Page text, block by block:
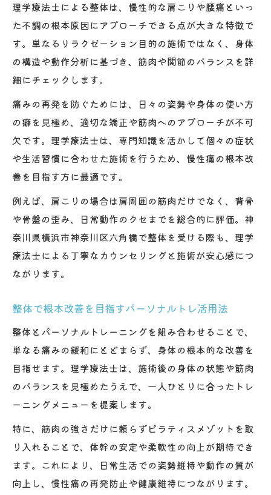
理学療法士による整体は、慢性的な肩こりや腰痛といっ
た不調の根本原因にアプローチできる点が大きな特徴で
す。単なるリラクゼーション目的の施術ではなく、身体
の構造や動作分析に基づき、筋肉や関節のバランスを詳
細にチェックします。
痛みの再発を防ぐためには、日々の姿勢や身体の使い方
の癖を見極め、適切な矯正や筋肉へのアプローチが不可
欠です。理学療法士は、専門知識を活かして個々の症状
や生活習慣に合わせた施術を行うため、慢性痛の根本改
善を目指す方に最適です。
例えば、肩こりの場合は肩周囲の筋肉だけでなく、背骨
や骨盤の歪み、日常動作のクセまでを総合的に評価。神
奈川県横浜市神奈川区六角橋で整体を受ける際も、理学
療法士による丁寧なカウンセリングと施術が安心感につ
ながります。
整体で根本改善を目指すパーソナルトレ活用法
整体とパーソナルトレーニングを組み合わせることで、
単なる痛みの緩和にとどまらず、身体の根本的な改善を
目指せます。理学療法士は、施術後の身体の状態や筋肉
のバランスを見極めたうえで、一人ひとりに合ったトレ
ーニングメニューを提案します。
特に、筋肉の強さだけに頼らずピラティスメゾットを取
り入れることで、体幹の安定や柔軟性の向上が期待でき
ます。これにより、日常生活での姿勢維持や動作の質が
向上し、慢性痛の再発防止や健康維持につながります。